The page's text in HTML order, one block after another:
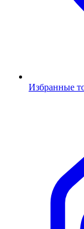
Избранные